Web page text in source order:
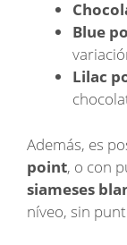
Blue
Lilac
Además, es
point, o con
siameses
níveo, sin